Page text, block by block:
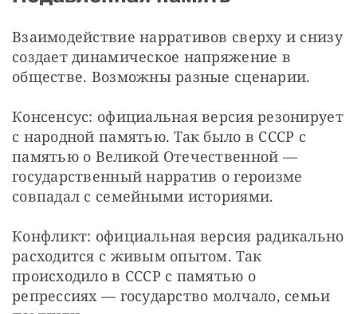
Взаимодействие нарративов сверху и снизу
создает динамическое напряжение в
обществе. Возможны разные сценарии.
Консенсус: официальная версия резонирует
с народной памятью. Так было в СССР с
памятью о Великой Отечественной —
государственный нарратив о героизме
совпадал с семейными историями.
Конфликт: официальная версия радикально
расходится с живым опытом. Так
происходило в СССР с памятью о
репрессиях — государство молчало, семьи